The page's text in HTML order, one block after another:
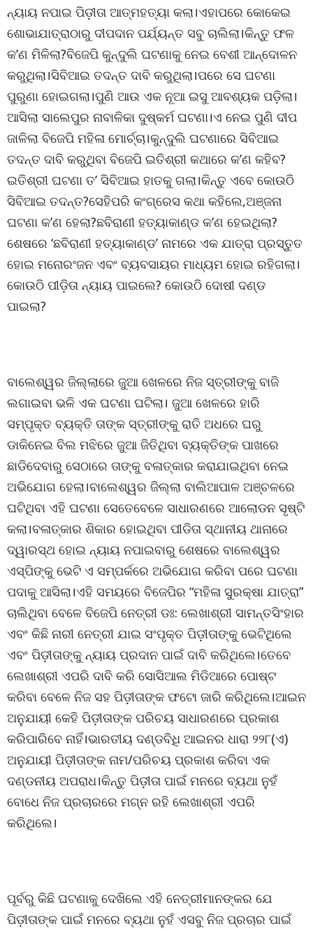
ନ୍ୟାୟ ନପାଇ ପିଡ଼ୀତା ଆତ୍ମହତ୍ୟା କଲା।ଏହାପରେ କୋକେଇ
ଶୋଭାଯାତ୍ରାଠାରୁ ଦୀପଦାନ ପର୍ଯ୍ୟନ୍ତ ସବୁ ଚାଲିଲା।କିନ୍ତୁ ଫଳ
କ’ଣ ମିଳିଲା?ବିଜେପି କୁନ୍ଦୁଲି ଘଟଣାକୁ ନେଇ ବେଶୀ ଆନ୍ଦୋଳନ
କରୁଥିଲା।ସିବିଆଇ ତଦନ୍ତ ଦାବି କରୁଥିଲା।ପରେ ସେ ଘଟଣା
ପୁରୁଣା ହୋଇଗଲା।ପୁଣି ଆଉ ଏକ ନୂଆ ଇସୁ ଆବଶ୍ୟକ ପଡ଼ିଲା।
ଆସିଲା ସାଲେପୁର ନାବାଳିକା ଦୁଷ୍କର୍ମ ଘଟଣା।ଏ ନେଇ ପୁଣି ଦୀପ
ଜାଳିଲା ବିଜେପି ମହିଳା ମୋର୍ଚ୍ଚା।କୁନ୍ଦୁଲି ଘଟଣାରେ ସିବିଆଇ
ତଦନ୍ତ ଦାବି କରୁଥିବା ବିଜେପି ଇତିଶ୍ରୀ କଥାରେ କ’ଣ କହିବ?
ଇତିଶ୍ରୀ ଘଟଣା ତ’ ସିବିଆଇ ହାତକୁ ଗଲା।କିନ୍ତୁ ଏବେ କୋଉଠି
ସିବିଆଇ ତଦନ୍ତ?ସେହିପରି କଂଗ୍ରେସ କଥା କହିଲେ,ଅଞ୍ଜନା
ଘଟଣା କ’ଣ ହେଲା?ଛବିରାଣୀ ହତ୍ୟାକାଣ୍ଡ କ’ଣ ହେଇଥିଲା?
ଶେଷରେ ‘ଛବିରାଣୀ ହତ୍ୟାକାଣ୍ଡ’ ନାମରେ ଏକ ଯାତ୍ରା ପ୍ରସ୍ତୁତ
ହୋଇ ମନୋରଂଜନ ଏବଂ ବ୍ୟବସାୟର ମାଧ୍ୟମ ହୋଇ ରହିଗଲା।
କୋଉଠି ପୀଡ଼ିତା ନ୍ୟାୟ ପାଇଲେ? କୋଉଠି ଦୋଷୀ ଦଣ୍ଡ
ପାଇଲା?
ବାଲେଶ୍ୱର ଜିଲ୍ଲାରେ ଜୁଆ ଖେଳରେ ନିଜ ସ୍ତ୍ରୀଙ୍କୁ ବାଜି
ଲଗାଇବା ଭଳି ଏକ ଘଟଣା ଘଟିଲା। ଜୁଆ ଖେଳରେ ହାରି
ସମ୍ପୃକ୍ତ ବ୍ୟକ୍ତି ତାଙ୍କ ସ୍ତ୍ରୀଙ୍କୁ ରାତି ଅଧରେ ଘରୁ
ଡାକିନେଇ ବିଲ ମଝିରେ ଜୁଆ ଜିତିଥିବା ବ୍ୟକ୍ତିଙ୍କ ପାଖରେ
ଛାଡିଦେବାରୁ ସେଠାରେ ତାଙ୍କୁ ବଳାତ୍କାର କରାଯାଇଥିବା ନେଇ
ଅଭିଯୋଗ ହେଲା।ବାଲେଶ୍ୱର ଜିଲ୍ଲା ବାଲିଆପାଳ ଅଞ୍ଚଳରେ
ଘଟିଥିବା ଏହି ଘଟଣା ସେତେବେଳେ ସାଧାରଣରେ ଆଲୋଡନ ସୃଷ୍ଟି
କଲା।ବଳାତ୍କାର ଶିକାର ହୋଇଥିବା ପୀଡିତା ସ୍ଥାନୀୟ ଥାନାରେ
ଦ୍ୱାରସ୍ଥ ହୋଇ ନ୍ୟାୟ ନପାଇବାରୁ ଶେଷରେ ବାଲେଶ୍ୱର
ଏସ୍‌ପିଙ୍କୁ ଭେଟି ଏ ସମ୍ପର୍କରେ ଅଭିଯୋଗ କରିବା ପରେ ଘଟଣା
ପଦାକୁ ଆସିଲା।ଏହି ସମୟରେ ବିଜେପିର “ମହିଳା ସୁରକ୍ଷା ଯାତ୍ରା”
ଚାଲିଥିବା ବେଳେ ବିଜେପି ନେତ୍ରୀ ଡଃ: ଲେଖାଶ୍ରୀ ସାମନ୍ତସିଂହାର
ଏବଂ କିଛି ନାରୀ ନେତ୍ରୀ ଯାଇ ସଂପୃକ୍ତ ପିଡ଼ୀତାଙ୍କୁ ଭେଟିଥିଲେ
ଏବଂ ପିଡ଼ୀତାଙ୍କୁ ନ୍ୟାୟ ପ୍ରଦାନ ପାଇଁ ଦାବି କରିଥିଲେ।ତେବେ
ଲେଖାଶ୍ରୀ ଏପରି ଦାବି କରି ସୋସିଆଲ ମିଡିଆରେ ପୋଷ୍ଟ
କରିବା ବେଳେ ନିଜ ସହ ପିଡ଼ୀତାଙ୍କ ଫଟୋ ଜାରି କରିଥିଲେ।ଆଇନ
ଅନୁଯାୟୀ କେହି ପିଡ଼ୀତାଙ୍କ ପରିଚୟ ସାଧାରଣରେ ପ୍ରକାଶ
କରିପାରିବେ ନାହିଁ।ଭାରତୀୟ ଦଣ୍ଡବିଧି ଆଇନର ଧାରା ୨୨୮(ଏ)
ଅନୁଯାୟୀ ପିଡ଼ୀତାଙ୍କ ନାମ/ପରିଚୟ ପ୍ରକାଶ କରିବା ଏକ
ଦଣ୍ଡନୀୟ ଅପରାଧ।କିନ୍ତୁ ପିଡ଼ୀତା ପାଇଁ ମନରେ ବ୍ୟଥା ନୁହଁ
ବୋଧେ ନିଜ ପ୍ରଚାରରେ ମଗ୍ନ ରହି ଲେଖାଶ୍ରୀ ଏପରି
କରିଥିଲେ।
ପୂର୍ବରୁ କିଛି ଘଟଣାକୁ ଦେଖିଲେ ଏହି ନେତ୍ରୀମାନଙ୍କର ଯେ
ପିଡ଼ୀତାଙ୍କ ପାଇଁ ମନରେ ବ୍ୟଥା ନୁହଁ ଏସବୁ ନିଜ ପ୍ରଚାର ପାଇଁ